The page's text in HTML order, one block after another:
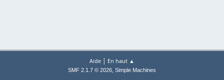
Aide | En haut ▲
SMF 2.1.7 © 2026, Simple Machines